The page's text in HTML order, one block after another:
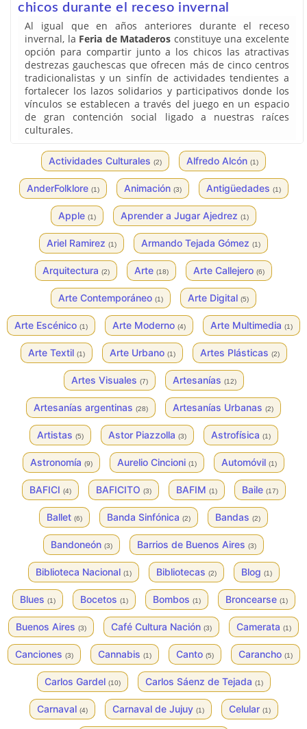
chicos durante el receso invernal
Al igual que en años anteriores durante el receso
invernal, la Feria de Mataderos constituye una excelente
opción para compartir junto a los chicos las atractivas
destrezas gauchescas que ofrecen más de cinco centros
tradicionalistas y un sinfín de actividades tendientes a
fortalecer los lazos solidarios y participativos donde los
vínculos se establecen a través del juego en un espacio
de gran contención social ligado a nuestras raíces
culturales.
Actividades Culturales (2) Alfredo Alcón (1)
AnderFolklore (1) Animación (3) Antigüedades (1)
Apple (1) Aprender a Jugar Ajedrez (1)
Ariel Ramirez (1) Armando Tejada Gómez (1)
Arquitectura (2) Arte (18) Arte Callejero (6)
Arte Contemporáneo (1) Arte Digital (5)
Arte Escénico (1) Arte Moderno (4) Arte Multimedia (1)
Arte Textil (1) Arte Urbano (1) Artes Plásticas (2)
Artes Visuales (7) Artesanías (12)
Artesanías argentinas (28) Artesanías Urbanas (2)
Artistas (5) Astor Piazzolla (3) Astrofísica (1)
Astronomía (9) Aurelio Cincioni (1) Automóvil (1)
BAFICI (4) BAFICITO (3) BAFIM (1) Baile (17)
Ballet (6) Banda Sinfónica (2) Bandas (2)
Bandoneón (3) Barrios de Buenos Aires (3)
Biblioteca Nacional (1) Bibliotecas (2) Blog (1)
Blues (1) Bocetos (1) Bombos (1) Broncearse (1)
Buenos Aires (3) Café Cultura Nación (3) Camerata (1)
Canciones (3) Cannabis (1) Canto (5) Carancho (1)
Carlos Gardel (10) Carlos Sáenz de Tejada (1)
Carnaval (4) Carnaval de Jujuy (1) Celular (1)